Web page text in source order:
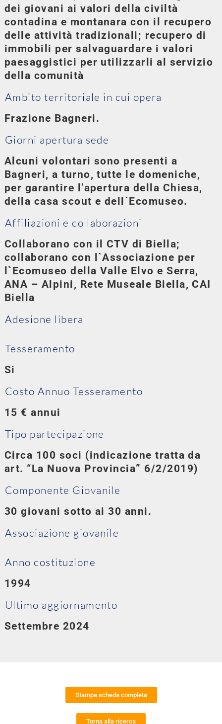
dei giovani ai valori della civiltà
contadina e montanara con il recupero
delle attività tradizionali; recupero di
immobili per salvaguardare i valori
paesaggistici per utilizzarli al servizio
della comunità
Ambito territoriale in cui opera
Frazione Bagneri.
Giorni apertura sede
Alcuni volontari sono presenti a
Bagneri, a turno, tutte le domeniche,
per garantire l’apertura della Chiesa,
della casa scout e dell`Ecomuseo.
Affiliazioni e collaborazioni
Collaborano con il CTV di Biella;
collaborano con l`Associazione per
l`Ecomuseo della Valle Elvo e Serra,
ANA – Alpini, Rete Museale Biella, CAI
Biella
Adesione libera
Tesseramento
Si
Costo Annuo Tesseramento
15 € annui
Tipo partecipazione
Circa 100 soci (indicazione tratta da
art. “La Nuova Provincia” 6/2/2019)
Componente Giovanile
30 giovani sotto ai 30 anni.
Associazione giovanile
Anno costituzione
1994
Ultimo aggiornamento
Settembre 2024
Stampa scheda completa
Torna alla ricerca